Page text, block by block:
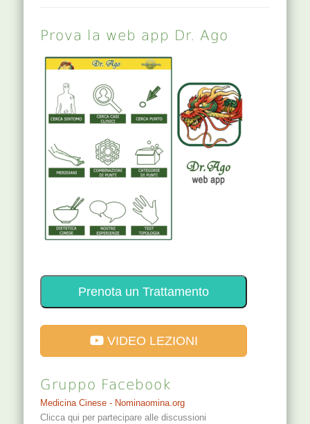
Prova la web app Dr. Ago
Prenota un Trattamento
VIDEO LEZIONI
Gruppo Facebook
Medicina Cinese - Nominaomina.org
Clicca qui per partecipare alle discussioni